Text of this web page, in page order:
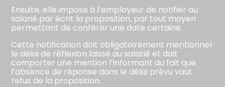
Ensuite, elle impose à l’employeur de notifier au
salarié par écrit la proposition, par tout moyen
permettant de conférer une date certaine.
Cette notification doit obligatoirement mentionner
le délai de réflexion laissé au salarié et doit
comporter une mention l’informant du fait que
l’absence de réponse dans le délai prévu vaut
refus de la proposition.